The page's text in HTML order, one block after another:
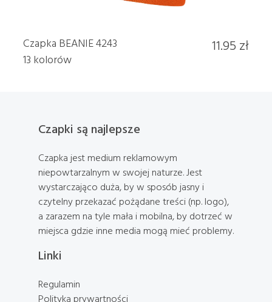
Czapka BEANIE 4243
13 kolorów
11.95 zł
Czapki są najlepsze
Czapka jest medium reklamowym
niepowtarzalnym w swojej naturze. Jest
wystarczająco duża, by w sposób jasny i
czytelny przekazać pożądane treści (np. logo),
a zarazem na tyle mała i mobilna, by dotrzeć w
miejsca gdzie inne media mogą mieć problemy.
Linki
Regulamin
Polityka prywartności